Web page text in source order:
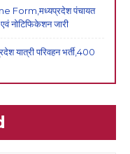
Form,मध्यप्रदेश पंचायत
नोटिफिकेशन जारी
परिवहन भर्ती,400